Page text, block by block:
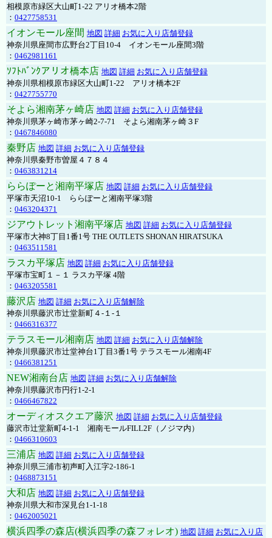
相模原市緑区大山町1-22 アリオ橋本2階
： 0427758531
イオンモール座間 地図 詳細 お気に入り店舗登録
神奈川県座間市広野台2丁目10-4 イオンモール座間3階
： 0462981161
ｿﾌﾄﾊﾞﾝｸアリオ橋本店 地図 詳細 お気に入り店舗登録
神奈川県相模原市緑区大山町1-22 アリオ橋本2F
： 0427755770
そよら湘南茅ヶ崎店 地図 詳細 お気に入り店舗登録
神奈川県茅ヶ崎市茅ヶ崎2‐7‐71 そよら湘南茅ヶ崎３F
： 0467846080
秦野店 地図 詳細 お気に入り店舗登録
神奈川県秦野市曽屋４７８４
： 0463831214
ららぽーと湘南平塚店 地図 詳細 お気に入り店舗登録
平塚市天沼10-1 ららぽーと湘南平塚3階
： 0463204371
ジアウトレット湘南平塚店 地図 詳細 お気に入り店舗登録
平塚市大神8丁目1番1号 THE OUTLETS SHONAN HIRATSUKA
： 0463511581
ラスカ平塚店 地図 詳細 お気に入り店舗登録
平塚市宝町１－１ ラスカ平塚 4階
： 0463205581
藤沢店 地図 詳細 お気に入り店舗解除
神奈川県藤沢市辻堂新町４-１-１
： 0466316377
テラスモール湘南店 地図 詳細 お気に入り店舗解除
神奈川県藤沢市辻堂神台1丁目3番1号 テラスモール湘南4F
： 0466381251
NEW湘南台店 地図 詳細 お気に入り店舗解除
神奈川県藤沢市円行1-2-1
： 0466467822
オーディオスクエア藤沢 地図 詳細 お気に入り店舗登録
藤沢市辻堂新町4-1-1 湘南モールFILL2F（ノジマ内）
： 0466310603
三浦店 地図 詳細 お気に入り店舗登録
神奈川県三浦市初声町入江字2-186-1
： 0468873151
大和店 地図 詳細 お気に入り店舗登録
神奈川県大和市深見台1-1-18
： 0462005021
横浜四季の森店(横浜四季の森フォレオ) 地図 詳細 お気に入り店